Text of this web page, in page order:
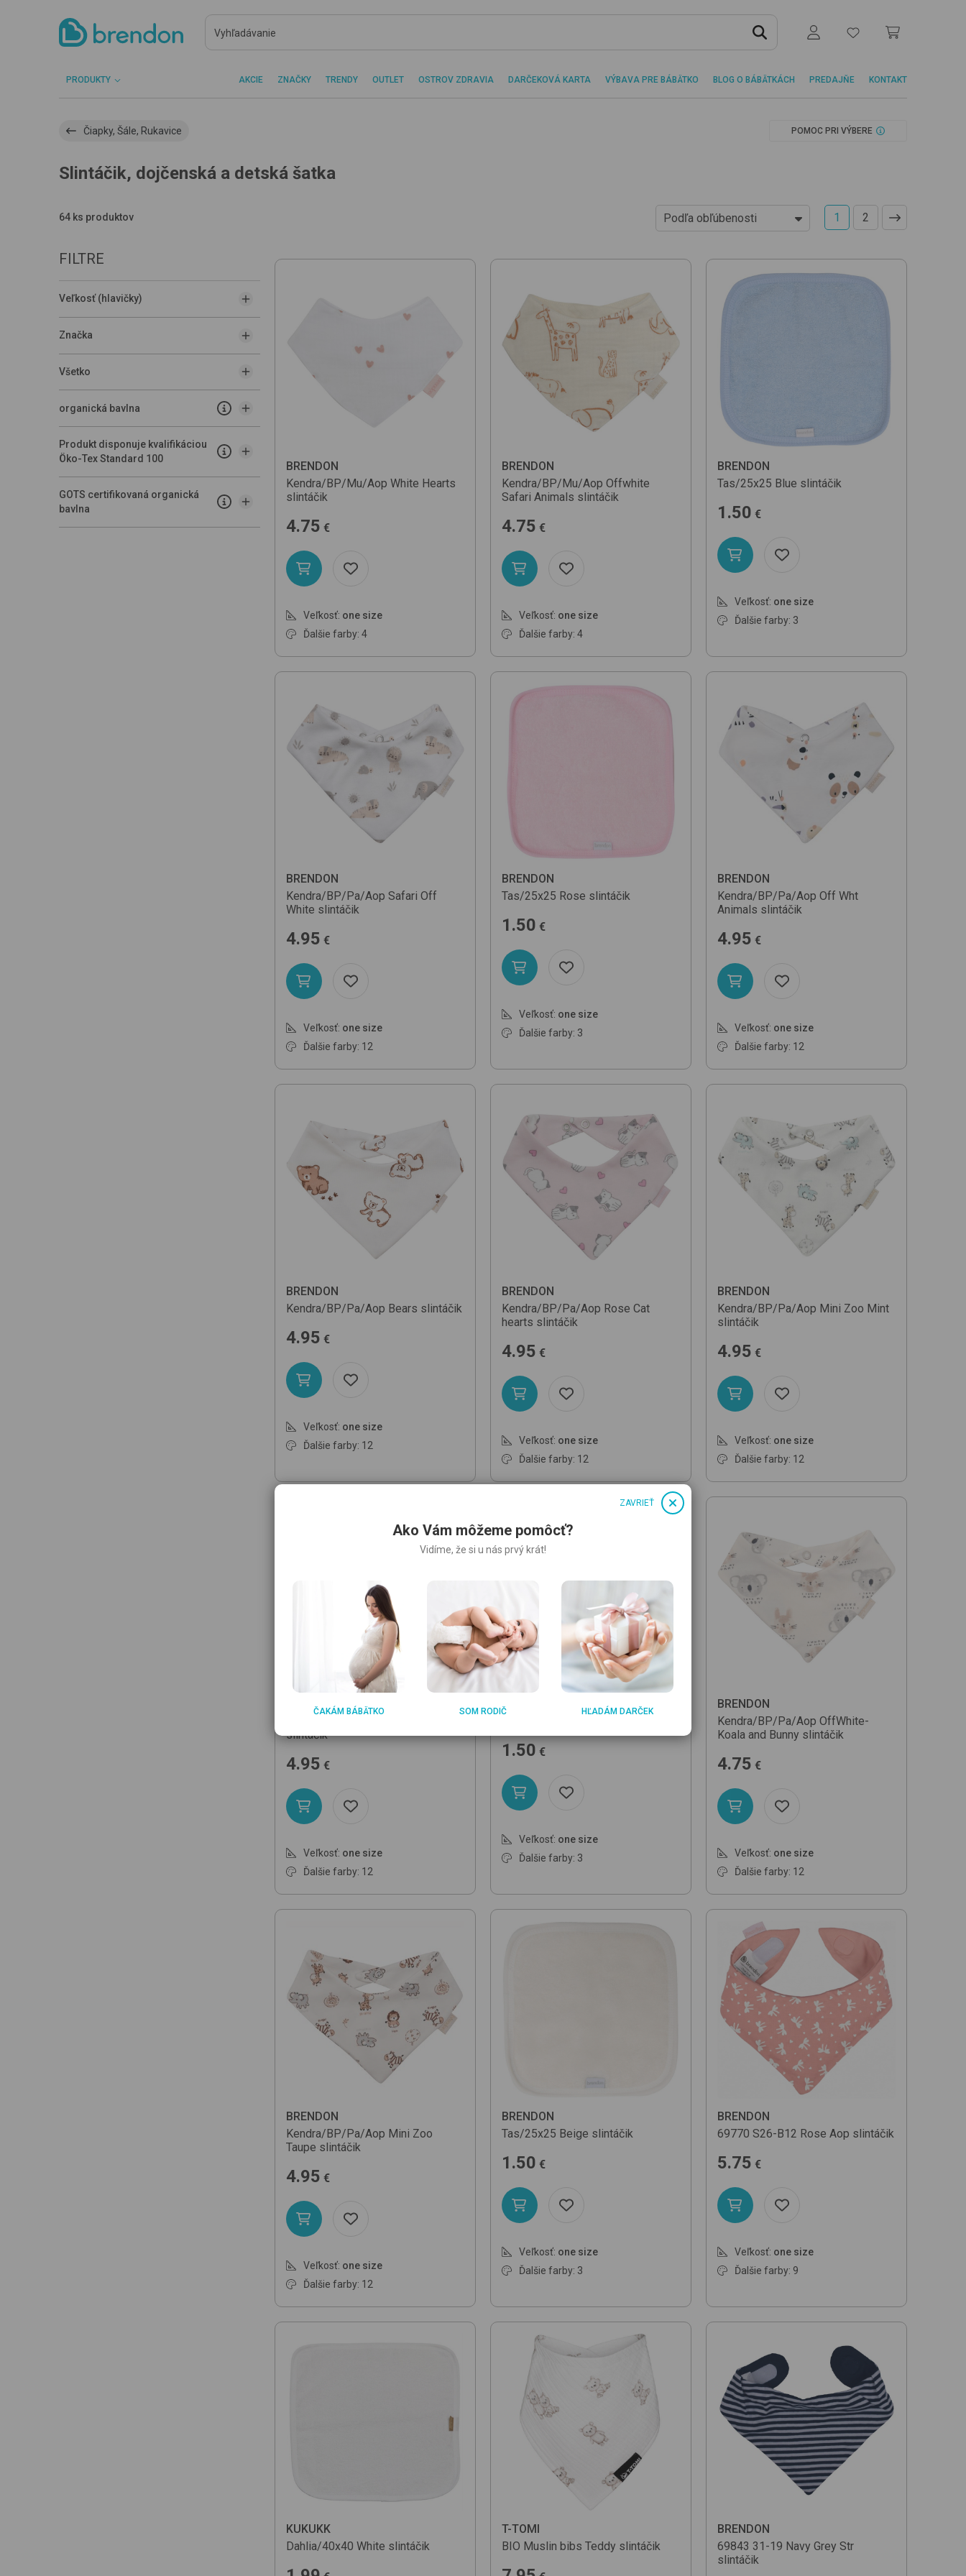
PRODUKTY AKCIE ZNAČKY TRENDY OUTLET OSTROV ZDRAVIA DARČEKOVÁ KARTA VÝBAVA PRE BÁBÄTKO BLOG O BÁBÄTKÁCH PREDAJŇE KONTAKT
Čiapky, Šále, Rukavice POMOC PRI VÝBERE
Slintáčik, dojčenská a detská šatka
64 ks produktov Podľa obľúbenosti
Od najdrahších
Podľa obľúbenosti
Od najlacnejšej jed. ceny
Od najdrahšej jed. ceny
1 2
FILTRE
Veľkosť (hlavičky)
Značka
Všetko
organická bavlna
Produkt disponuje kvalifikáciou
Öko-Tex Standard 100
GOTS certifikovaná organická
bavlna
BRENDON
Kendra/BP/Mu/Aop White Hearts
slintáčik
4.75 €
Veľkosť: one size
Ďalšie farby: 4
BRENDON
Kendra/BP/Mu/Aop Offwhite
Safari Animals slintáčik
4.75 €
Veľkosť: one size
Ďalšie farby: 4
BRENDON
Tas/25x25 Blue slintáčik
1.50 €
Veľkosť: one size
Ďalšie farby: 3
BRENDON
Kendra/BP/Pa/Aop Safari Off
White slintáčik
4.95 €
Veľkosť: one size
Ďalšie farby: 12
BRENDON
Tas/25x25 Rose slintáčik
1.50 €
Veľkosť: one size
Ďalšie farby: 3
BRENDON
Kendra/BP/Pa/Aop Off Wht
Animals slintáčik
4.95 €
Veľkosť: one size
Ďalšie farby: 12
BRENDON
Kendra/BP/Pa/Aop Bears slintáčik
4.95 €
Veľkosť: one size
Ďalšie farby: 12
BRENDON
Kendra/BP/Pa/Aop Rose Cat
hearts slintáčik
4.95 €
Veľkosť: one size
Ďalšie farby: 12
BRENDON
Kendra/BP/Pa/Aop Mini Zoo Mint
slintáčik
4.95 €
Veľkosť: one size
Ďalšie farby: 12
BRENDON
slintáčik
4.95 €
Veľkosť: one size
Ďalšie farby: 12
BRENDON
1.50 €
Veľkosť: one size
Ďalšie farby: 3
BRENDON
Kendra/BP/Pa/Aop OffWhite-
Koala and Bunny slintáčik
4.75 €
Veľkosť: one size
Ďalšie farby: 12
BRENDON
Kendra/BP/Pa/Aop Mini Zoo
Taupe slintáčik
4.95 €
Veľkosť: one size
Ďalšie farby: 12
BRENDON
Tas/25x25 Beige slintáčik
1.50 €
Veľkosť: one size
Ďalšie farby: 3
BRENDON
69770 S26-B12 Rose Aop slintáčik
5.75 €
Veľkosť: one size
Ďalšie farby: 9
KUKUKK
Dahlia/40x40 White slintáčik
T-TOMI
BIO Muslin bibs Teddy slintáčik
BRENDON
69843 31-19 Navy Grey Str
slintáčik
Ako Vám môžeme pomôcť?
Vidíme, že si u nás prvý krát!
ČAKÁM BÁBÄTKO SOM RODIČ HĽADÁM DARČEK
ZAVRIEŤ